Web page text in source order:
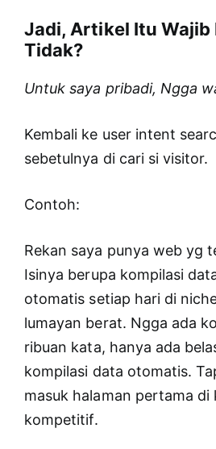
Jadi, Artikel Itu Wajib
Tidak?
Untuk saya pribadi, Ngga
Kembali ke user intent
sebetulnya di cari si visitor.
Contoh:
Rekan saya punya web yg
Isinya berupa kompilasi
otomatis setiap hari di
lumayan berat. Ngga ada
ribuan kata, hanya ada
kompilasi data otomatis.
masuk halaman pertama di
kompetitif.